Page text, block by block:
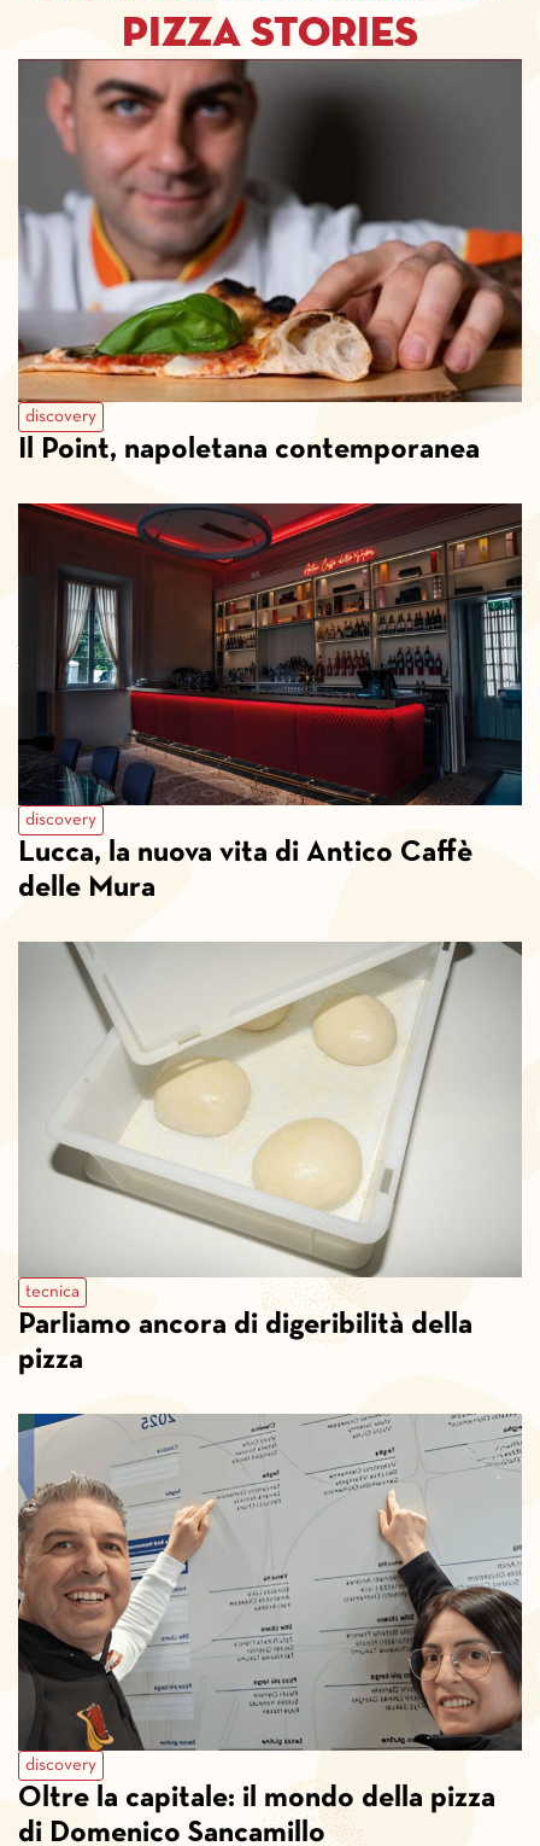
pizza stories
discovery
Il Point, napoletana contemporanea
discovery
Lucca, la nuova vita di Antico Caffè
delle Mura
tecnica
Parliamo ancora di digeribilità della
pizza
discovery
Oltre la capitale: il mondo della pizza
di Domenico Sancamillo